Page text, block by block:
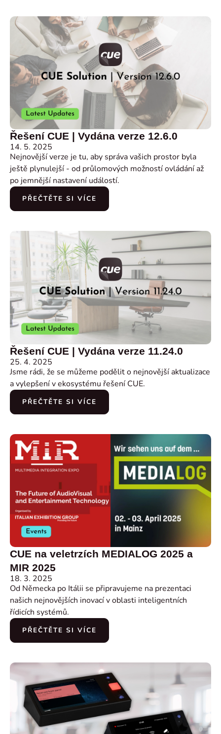
Řešení CUE | Vydána verze 12.6.0
14. 5. 2025
Nejnovější verze je tu, aby správa vašich prostor byla
ještě plynulejší - od průlomových možností ovládání až
po jemnější nastavení událostí.
PŘEČTĚTE SI VÍCE
Řešení CUE | Vydána verze 11.24.0
25. 4. 2025
Jsme rádi, že se můžeme podělit o nejnovější aktualizace
a vylepšení v ekosystému řešení CUE.
PŘEČTĚTE SI VÍCE
CUE na veletrzích MEDIALOG 2025 a
MIR 2025
18. 3. 2025
Od Německa po Itálii se připravujeme na prezentaci
našich nejnovějších inovací v oblasti inteligentních
řídicích systémů.
PŘEČTĚTE SI VÍCE